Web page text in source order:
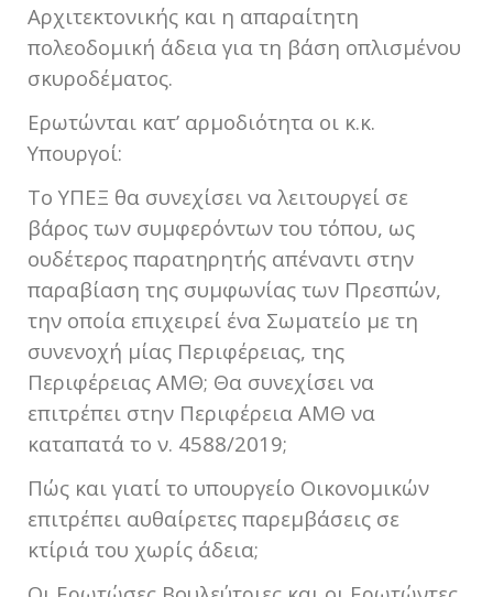
Αρχιτεκτονικής και η απαραίτητη
πολεοδομική άδεια για τη βάση οπλισμένου
σκυροδέματος.
Ερωτώνται κατ’ αρμοδιότητα οι κ.κ.
Υπουργοί:
Το ΥΠΕΞ θα συνεχίσει να λειτουργεί σε
βάρος των συμφερόντων του τόπου, ως
ουδέτερος παρατηρητής απέναντι στην
παραβίαση της συμφωνίας των Πρεσπών,
την οποία επιχειρεί ένα Σωματείο με τη
συνενοχή μίας Περιφέρειας, της
Περιφέρειας ΑΜΘ; Θα συνεχίσει να
επιτρέπει στην Περιφέρεια ΑΜΘ να
καταπατά το ν. 4588/2019;
Πώς και γιατί το υπουργείο Οικονομικών
επιτρέπει αυθαίρετες παρεμβάσεις σε
κτίριά του χωρίς άδεια;